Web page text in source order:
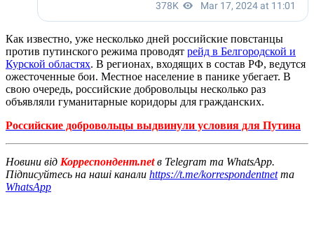
Как известно, уже несколько дней российские повстанцы
против путинского режима проводят рейд в Белгородской и
Курской областях. В регионах, входящих в состав РФ, ведутся
ожесточенные бои. Местное население в панике убегает. В
свою очередь, российские добровольцы несколько раз
объявляли гуманитарные коридоры для гражданских.
Российские добровольцы выдвинули условия для Путина
Новини від Корреспондент.netв Telegram та WhatsApp.
Підписуйтесь на наші канали https://t.me/korrespondentnetта
WhatsApp